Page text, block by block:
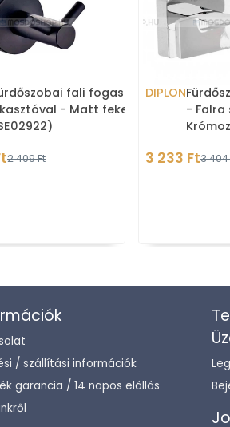
fali fogas 2
- Matt fekete
2 409 Ft
DIPLON
- Falra
3 233 Ft3 404
/ szállítási információk
garancia / 14 napos elállás